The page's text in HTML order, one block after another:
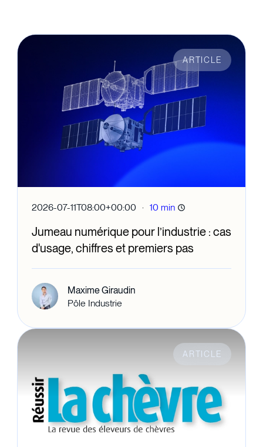
ARTICLE
2026-07-11T08:00+00:00 · 10 min
Jumeau numérique pour l’industrie : cas
d'usage, chiffres et premiers pas
Maxime Giraudin
Pôle Industrie
ARTICLE